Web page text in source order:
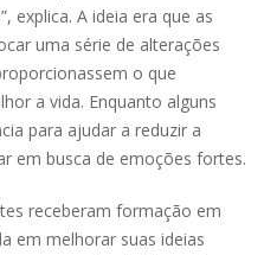
explica. A ideia era que as
uma série de alterações
o que
a vida. Enquanto alguns
para ajudar a reduzir a
em busca de emoções fortes.
receberam formação em
em melhorar suas ideias